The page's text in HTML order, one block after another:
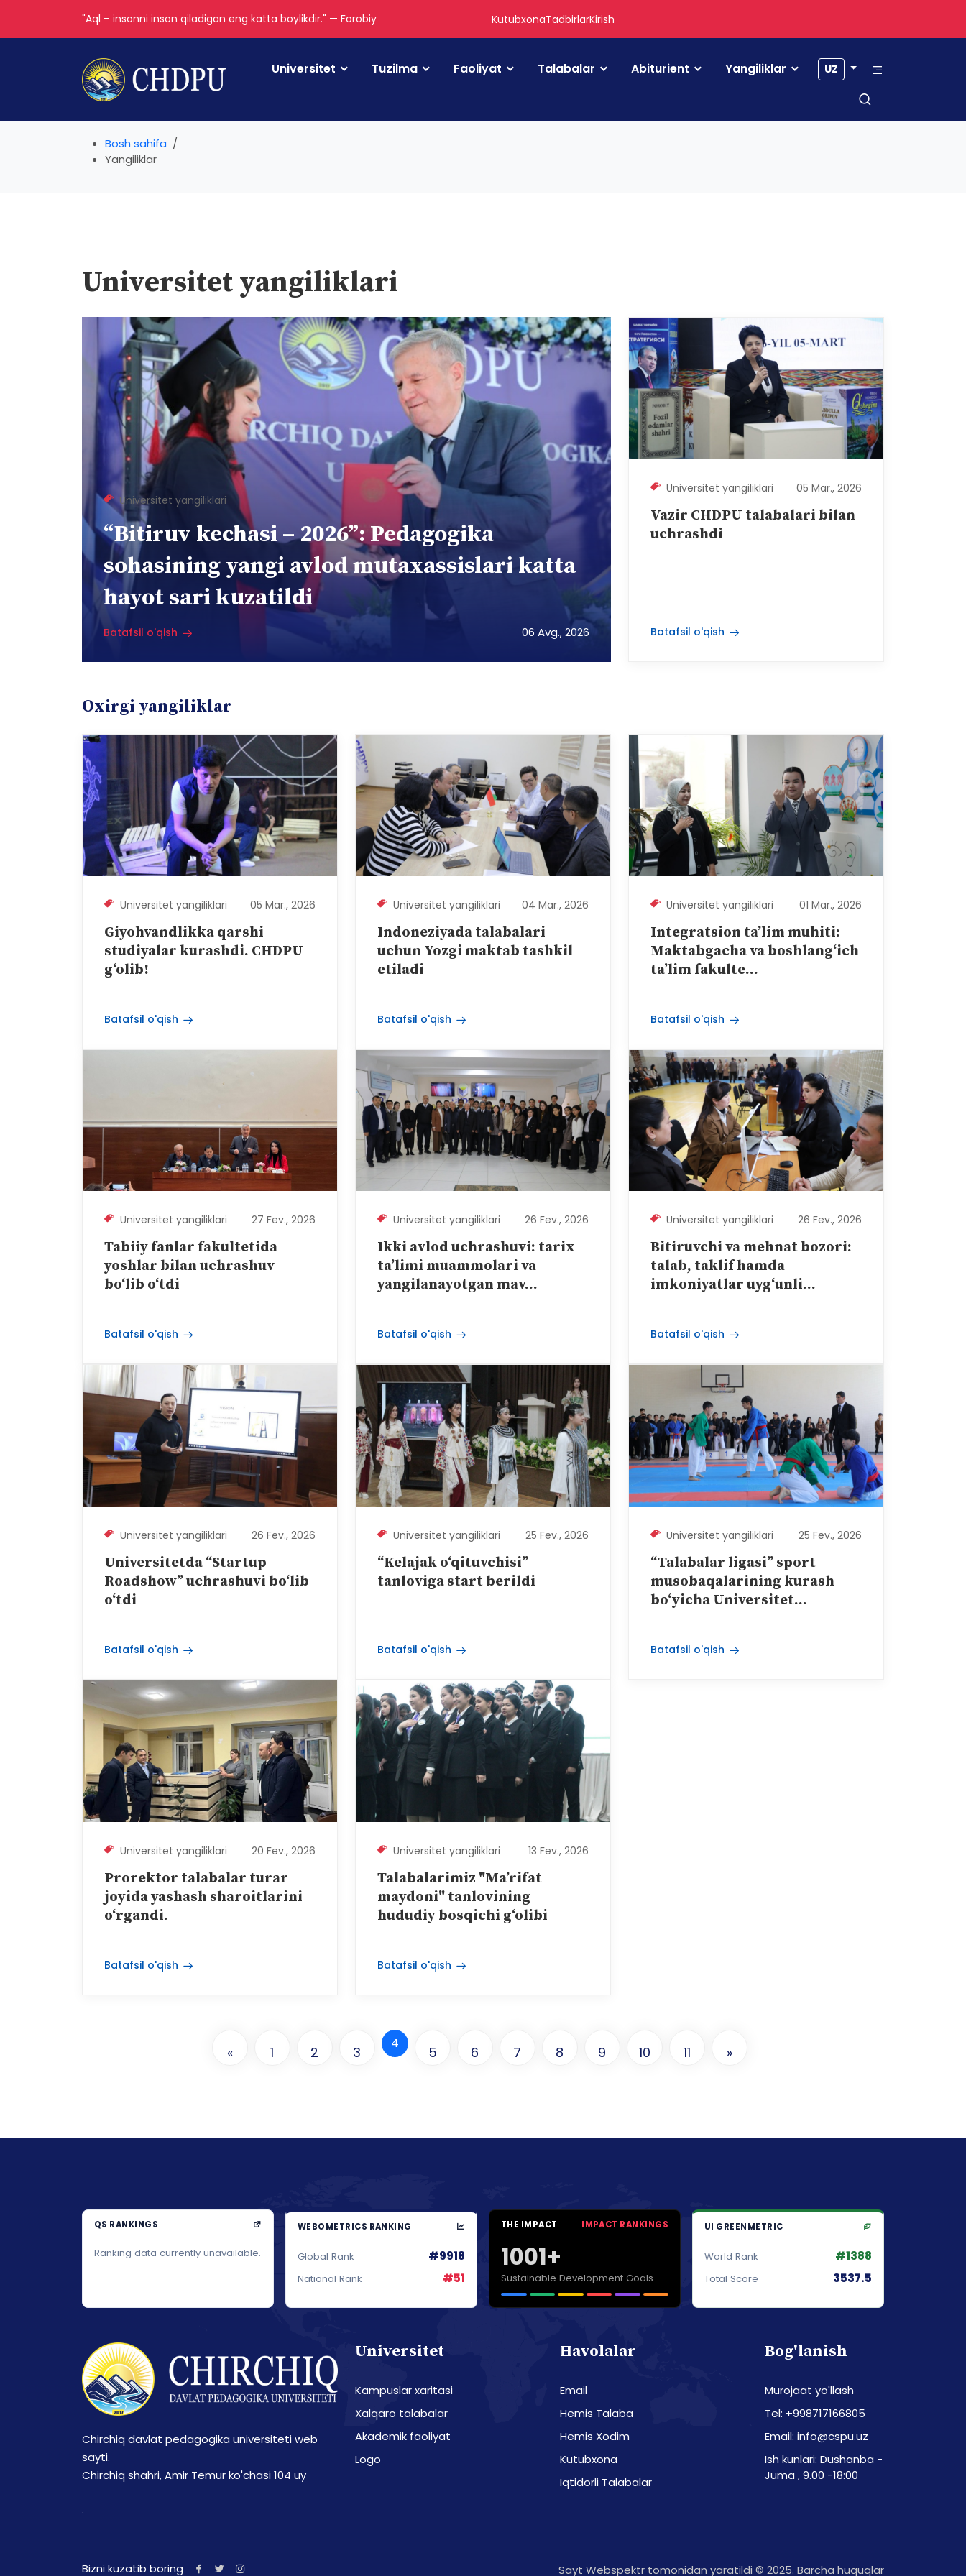
"Aql – insonni inson qiladigan eng katta boylikdir." — Forobiy KutubxonaTadbirlarKirish
Universitet Tuzilma Faoliyat Talabalar Abiturient Yangiliklar UZ
Bosh sahifa
Yangiliklar
Universitet yangiliklari
Universitet yangiliklari
“Bitiruv kechasi – 2026”: Pedagogika
sohasining yangi avlod mutaxassislari katta
hayot sari kuzatildi
Batafsil o'qish 06 Avg., 2026
Universitet yangiliklari 05 Mar., 2026
Vazir CHDPU talabalari bilan
uchrashdi
Batafsil o'qish
Oxirgi yangiliklar
Universitet yangiliklari 05 Mar., 2026
Giyohvandlikka qarshi
studiyalar kurashdi. CHDPU
g‘olib!
Batafsil o'qish
Universitet yangiliklari 04 Mar., 2026
Indoneziyada talabalari
uchun Yozgi maktab tashkil
etiladi
Batafsil o'qish
Universitet yangiliklari 01 Mar., 2026
Integratsion ta’lim muhiti:
Maktabgacha va boshlang‘ich
ta’lim fakulte...
Batafsil o'qish
Universitet yangiliklari 27 Fev., 2026
Tabiiy fanlar fakultetida
yoshlar bilan uchrashuv
bo‘lib o‘tdi
Batafsil o'qish
Universitet yangiliklari 26 Fev., 2026
Ikki avlod uchrashuvi: tarix
ta’limi muammolari va
yangilanayotgan mav...
Batafsil o'qish
Universitet yangiliklari 26 Fev., 2026
Bitiruvchi va mehnat bozori:
talab, taklif hamda
imkoniyatlar uyg‘unli...
Batafsil o'qish
Universitet yangiliklari 26 Fev., 2026
Universitetda “Startup
Roadshow” uchrashuvi bo‘lib
o‘tdi
Batafsil o'qish
Universitet yangiliklari 25 Fev., 2026
“Kelajak o‘qituvchisi”
tanloviga start berildi
Batafsil o'qish
Universitet yangiliklari 25 Fev., 2026
“Talabalar ligasi” sport
musobaqalarining kurash
bo‘yicha Universitet...
Batafsil o'qish
Universitet yangiliklari 20 Fev., 2026
Prorektor talabalar turar
joyida yashash sharoitlarini
o‘rgandi.
Batafsil o'qish
Universitet yangiliklari 13 Fev., 2026
Talabalarimiz "Ma’rifat
maydoni" tanlovining
hududiy bosqichi g‘olibi
Batafsil o'qish
« 1 2 3
4
5 6 7 8 9 10 11 »
QS RANKINGS
Ranking data currently unavailable.
WEBOMETRICS RANKING
Global Rank #9918
National Rank #51
THE IMPACT IMPACT RANKINGS
1001+
Sustainable Development Goals
UI GREENMETRIC
World Rank #1388
Total Score 3537.5
Chirchiq davlat pedagogika universiteti web
sayti.
Chirchiq shahri, Amir Temur ko'chasi 104 uy
.
Universitet
Kampuslar xaritasi
Xalqaro talabalar
Akademik faoliyat
Logo
Havolalar
Email
Hemis Talaba
Hemis Xodim
Kutubxona
Iqtidorli Talabalar
Bog'lanish
Murojaat yo'llash
Tel: +998717166805
Email: info@cspu.uz
Ish kunlari: Dushanba -
Juma , 9.00 -18:00
Bizni kuzatib boring Sayt Webspektr tomonidan yaratildi © 2025. Barcha huquqlar